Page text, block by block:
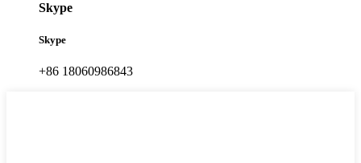
Skype
Skype
+86 18060986843